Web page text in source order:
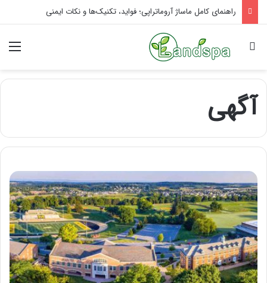
راهنمای کامل ماساژ آروماتراپی؛ فواید، تکنیک‌ها و نکات ایمنی
جستجو برای
آگهی